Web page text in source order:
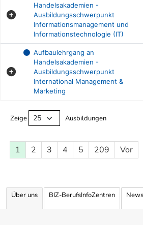
Handelsakademien -
Ausbildungsschwerpunkt
Informationsmanagement und
Informationstechnologie (IT)
Aufbaulehrgang an
Handelsakademien -
Ausbildungsschwerpunkt
International Management &
Marketing
Zeige Ausbildungen
1 2 3 4 5 209 Vor
Über uns BIZ-BerufsInfoZentren News